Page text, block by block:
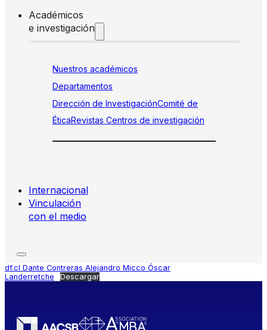
Académicos
e investigación
Nuestros académicos
Departamentos
Dirección de InvestigaciónComité de
ÉticaRevistas Centros de investigación
Internacional
Vinculación
con el medio
df.cl Dante Contreras Alejandro Micco Óscar
Landerretche
Descargar